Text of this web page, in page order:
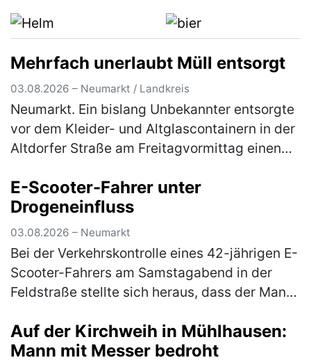
d…(mehr)
Mehrfach unerlaubt Müll entsorgt
03.08.2026 – Neumarkt / Landkreis
Neumarkt. Ein bislang Unbekannter entsorgte
vor dem Kleider- und Altglascontainern in der
Altdorfer Straße am Freitagvormittag einen
konnte sich das Kennzeic…(mehr)
E-Scooter-Fahrer unter
Drogeneinfluss
03.08.2026 – Neumarkt
Bei der Verkehrskontrolle eines 42-jährigen E-
Scooter-Fahrers am Samstagabend in der
Feldstraße stellte sich heraus, dass der Mann
stand. Die Weiterfahrt wurde…(mehr)
Auf der Kirchweih in Mühlhausen:
Mann mit Messer bedroht